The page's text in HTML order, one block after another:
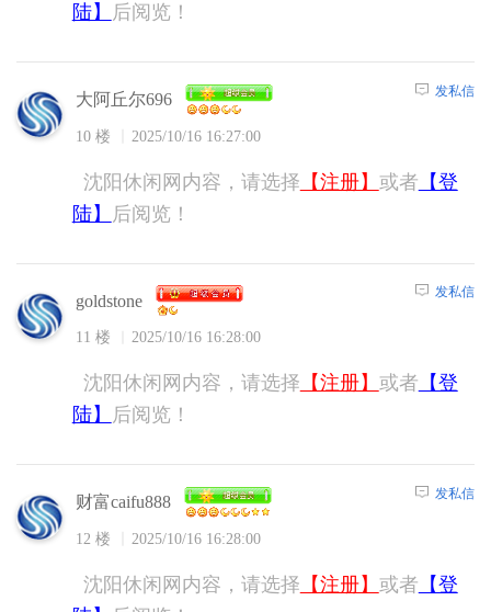
陆】
后阅览！
大阿丘尔696
10 楼 2025/10/16 16:27:00
发私信
沈阳休闲网内容，请选择 【注册】 或者 【登
陆】
后阅览！
goldstone
11 楼 2025/10/16 16:28:00
发私信
沈阳休闲网内容，请选择 【注册】 或者 【登
陆】
后阅览！
财富caifu888
12 楼 2025/10/16 16:28:00
发私信
沈阳休闲网内容，请选择 【注册】 或者 【登